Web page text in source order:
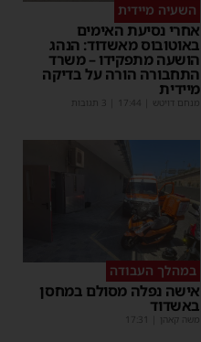
השעיה מיידית
אחרי נסיעת האימים
באוטובוס מאשדוד: הנהג
הושעה מתפקידו – משרד
התחבורה הורה על בדיקה
מיידית
מנחם דויטש 17:44
במהלך העבודה
אישה נפלה מסולם במחסן
באשדוד
משה קאהן 17:31